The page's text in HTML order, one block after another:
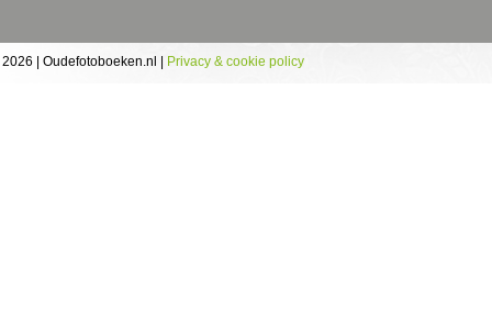
| Oudefotoboeken.nl | Privacy & cookie policy